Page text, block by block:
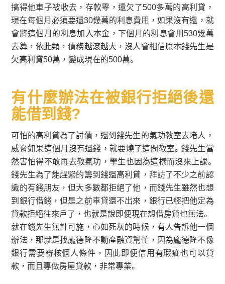
搞得他車子被收去，存款零，還欠了500多萬的高利貸，
現在每個月必須要還30幾萬的利息費用，如果沒有還，就
會將這個月的利息加入本金，下個月的利息會用530幾萬
去算，依此類，債務越滾越大，沒人會相信原本錢先生是
欠高利貸50萬，變成現在的500萬。
有什麼辦法在被銀行拒絕後還
能借到錢?
可怕的高利貸為了討債，還到錢先生的氣功教室去堵人，
威脅如果這個月沒有還錢，就要燒了這間教室。錢先生當
然害怕得不敢再去教氣功，學生也因為這樣而沒來上課。
錢先生為了能趕緊的籌到錢還高利貸，拜訪了不少之前認
識的有錢朋友，但大多數都拒絕了他，而錢先生雖然也想
到銀行借錢，但是之前車貸還不出來，銀行已經把他定為
貸款拒絕往來戶了，也就是說即便現在想借房貸也無法。
就在錢先生無計可施，心如死灰的時候，有人告訴他一個
辦法，那就是找龐德隆不動產融資幫忙，因為龐德隆不像
銀行需要審核個人條件，因此即便信用有瑕疵也可以貸
款，而且專做房屋貸款，非常專業。